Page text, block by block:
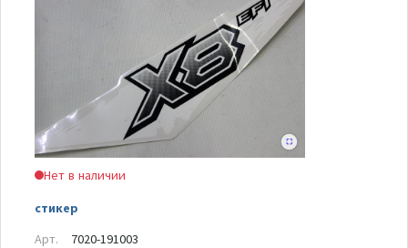
Нет в наличии
стикер
Арт.
7020-191003